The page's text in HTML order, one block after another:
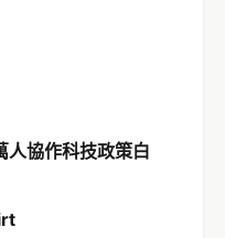
人協作科技政策白